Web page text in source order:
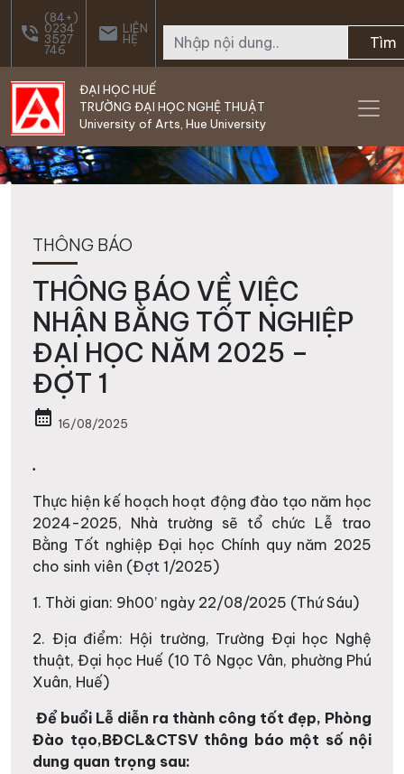
Skip to main content
phone_in_talk
(84+)
0234
3527
746
email LIÊN
HỆ Tìm
ĐẠI HỌC HUẾ
TRƯỜNG ĐẠI HỌC NGHỆ THUẬT
University of Arts, Hue University
THÔNG BÁO
THÔNG BÁO VỀ VIỆC
NHẬN BẰNG TỐT NGHIỆP
ĐẠI HỌC NĂM 2025 –
ĐỢT 1
calendar_month 16/08/2025
.
Thực hiện kế hoạch hoạt động đào tạo năm học
2024-2025, Nhà trường sẽ tổ chức Lễ trao
Bằng Tốt nghiệp Đại học Chính quy năm 2025
cho sinh viên (Đợt 1/2025)
1. Thời gian: 9h00’ ngày 22/08/2025 (Thứ Sáu)
2. Địa điểm: Hội trường, Trường Đại học Nghệ
thuật, Đại học Huế (10 Tô Ngọc Vân, phường Phú
Xuân, Huế)
Để buổi Lễ diễn ra thành công tốt đẹp, Phòng
Đào tạo,BĐCL&CTSV thông báo một số nội
dung quan trọng sau: